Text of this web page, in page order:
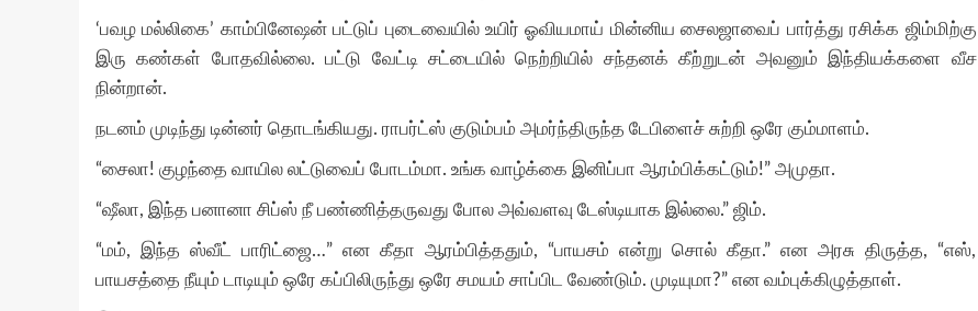
‘பவழ மல்லிகை’ காம்பினேஷன் பட்டுப் புடைவையில் உயிர் ஓவியமாய் மின்னிய சைலஜாவைப் பார்த்து ரசிக்க ஜிம்மிற்கு
இரு கண்கள் போதவில்லை. பட்டு வேட்டி சட்டையில் நெற்றியில் சந்தனக் கீற்றுடன் அவனும் இந்தியக்களை வீச
நின்றான்.
நடனம் முடிந்து டின்னர் தொடங்கியது. ராபர்ட்ஸ் குடும்பம் அமர்ந்திருந்த டேபிளைச் சுற்றி ஒரே கும்மாளம்.
“சைலா! குழந்தை வாயில லட்டுவைப் போடம்மா. உங்க வாழ்க்கை இனிப்பா ஆரம்பிக்கட்டும்!” அமுதா.
“ஷீலா, இந்த பனானா சிப்ஸ் நீ பண்ணித்தருவது போல அவ்வளவு டேஸ்டியாக இல்லை.” ஜிம்.
“மம், இந்த ஸ்வீட் பாரிட்ஜை…” என கீதா ஆரம்பித்ததும், “பாயசம் என்று சொல் கீதா.” என அரசு திருத்த, “எஸ்,
பாயசத்தை நீயும் டாடியும் ஒரே கப்பிலிருந்து ஒரே சமயம் சாப்பிட வேண்டும். முடியுமா?” என வம்புக்கிழுத்தாள்.